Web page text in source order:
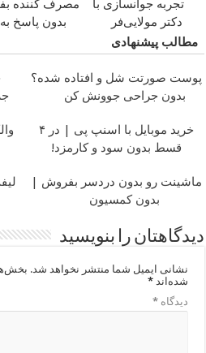
تجربه جوانسازی با
دکتر مولایی‌فر
مصرف کننده
بدون پاسخ
مطالب پیشنهادی
پوست صورتت شل و افتاده شده؟
بدون جراحی جوونش کن
خرید موبایل با اسنپ پی | در ۴
قسط بدون سود و کارمزد!
ماشینت رو بدون دردسر بفروش |
بدون کمسیون
دیدگاهتان را بنویسید
نشانی ایمیل شما منتشر نخواهد شد.
شده‌اند*
دیدگاه*